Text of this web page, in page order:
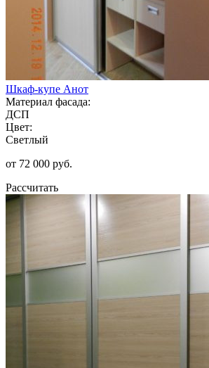
Шкаф-купе Анот
Материал фасада:
ДСП
Цвет:
Светлый
от 72 000 руб.
Рассчитать